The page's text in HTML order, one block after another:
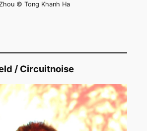
© Tong Khanh Ha
/ Circuitnoise